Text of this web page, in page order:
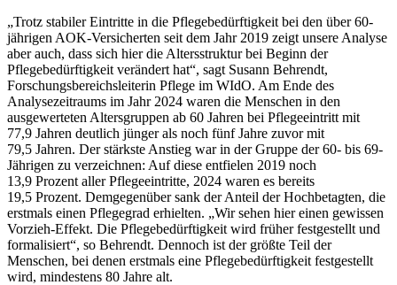
„Trotz stabiler Eintritte in die Pflegebedürftigkeit bei den über 60-
jährigen AOK-Versicherten seit dem Jahr 2019 zeigt unsere Analyse
aber auch, dass sich hier die Altersstruktur bei Beginn der
Pflegebedürftigkeit verändert hat“, sagt Susann Behrendt,
Forschungsbereichsleiterin Pflege im WIdO. Am Ende des
Analysezeitraums im Jahr 2024 waren die Menschen in den
ausgewerteten Altersgruppen ab 60 Jahren bei Pflegeeintritt mit
77,9 Jahren deutlich jünger als noch fünf Jahre zuvor mit
79,5 Jahren. Der stärkste Anstieg war in der Gruppe der 60- bis 69-
Jährigen zu verzeichnen: Auf diese entfielen 2019 noch
13,9 Prozent aller Pflegeeintritte, 2024 waren es bereits
19,5 Prozent. Demgegenüber sank der Anteil der Hochbetagten, die
erstmals einen Pflegegrad erhielten. „Wir sehen hier einen gewissen
Vorzieh-Effekt. Die Pflegebedürftigkeit wird früher festgestellt und
formalisiert“, so Behrendt. Dennoch ist der größte Teil der
Menschen, bei denen erstmals eine Pflegebedürftigkeit festgestellt
wird, mindestens 80 Jahre alt.